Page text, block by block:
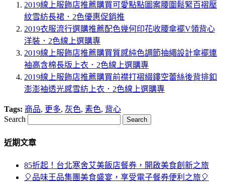
2019線上服飾店推薦購買可愛點點圖案腰圍鬆緊百褶壓
紋雪紡長裙．2色優惠促銷推
2019衣服流行選購推薦配色幾何印花收腰傘襬V領背心
洋裝．2色線上選購專
2019線上服飾店推薦購買質感純色調節抽繩設計傘襬連
袖高含棉長版上衣．2色線上選購專
2019線上服飾店推薦購買前襟打褶綴鏤空蕾絲後背排釦
澎澎袖透光感雪紡上衣．2色線上選購專
Tags: 商品, 更多, 灰色, 素色, 背心
Search
近期文章
85折起！台北寒舍艾美飯店餐券，開啟美食創新之旅
🎈品味王品集團美食盛宴，享受電子餐券便利之旅🎈